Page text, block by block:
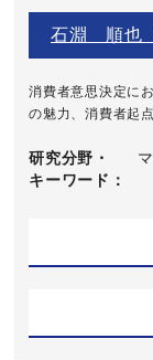
石淵 順也
消費者意思決定に
の魅力、消費者起
研究分野・
キーワード